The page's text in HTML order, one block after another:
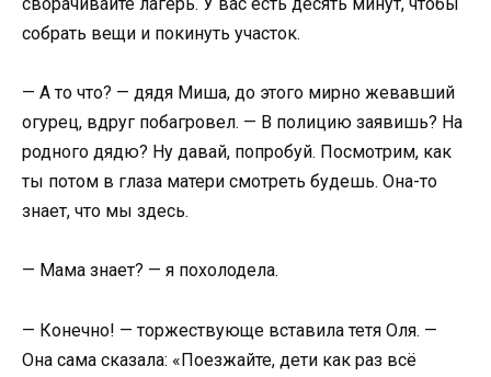
собрать вещи и покинуть участок.
— А то что? — дядя Миша, до этого мирно жевавший
огурец, вдруг побагровел. — В полицию заявишь? На
родного дядю? Ну давай, попробуй. Посмотрим, как
ты потом в глаза матери смотреть будешь. Она-то
знает, что мы здесь.
— Мама знает? — я похолодела.
— Конечно! — торжествующе вставила тетя Оля. —
Она сама сказала: «Поезжайте, дети как раз всё